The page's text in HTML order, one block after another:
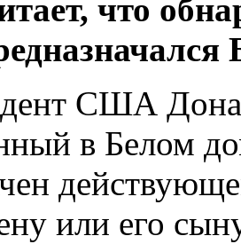
что
США
в Белом
или его